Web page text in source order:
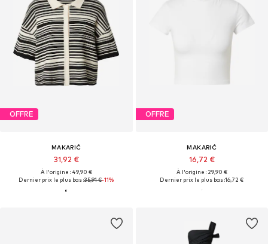
OFFRE
MAKARIĆ
31,92 €
À l'origine : 49,90 €
Dernier prix le plus bas :35,91 €-11%
OFFRE
MAKARIĆ
16,72 €
À l'origine : 29,90 €
Dernier prix le plus bas :16,72 €